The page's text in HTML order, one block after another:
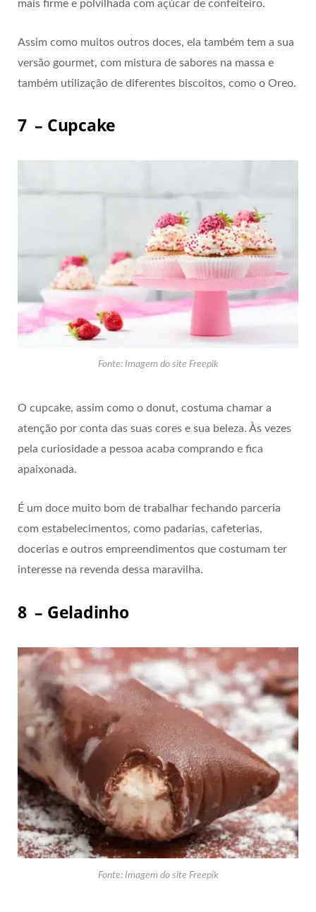
mais firme e polvilhada com açúcar de confeiteiro.
Assim como muitos outros doces, ela também tem a sua
versão gourmet, com mistura de sabores na massa e
também utilização de diferentes biscoitos, como o Oreo.
7 – Cupcake
Fonte: Imagem do site Freepik
O cupcake, assim como o donut, costuma chamar a
atenção por conta das suas cores e sua beleza. Às vezes
pela curiosidade a pessoa acaba comprando e fica
apaixonada.
É um doce muito bom de trabalhar fechando parceria
com estabelecimentos, como padarias, cafeterias,
docerias e outros empreendimentos que costumam ter
interesse na revenda dessa maravilha.
8 – Geladinho
Fonte: Imagem do site Freepik